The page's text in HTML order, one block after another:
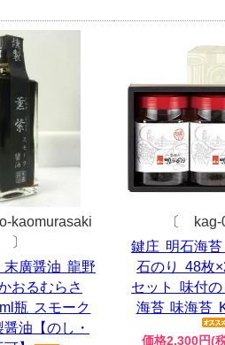
kaomurasaki
〕
末廣醤油 龍野
おるむらさ
瓶 スモーク
油【のし・
〔 kag-
鍵庄 明石海
石のり 48枚
セット 味付
海苔 味海苔
価格2,300円(